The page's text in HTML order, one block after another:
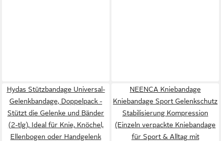
Hydas Stützbandage Universal-
Gelenkbandage, Doppelpack -
Stützt die Gelenke und Bänder
(2-tlg), Ideal für Knie, Knöchel,
Ellenbogen oder Handgelenk
NEENCA Kniebandage
Kniebandage Sport Gelenkschutz
Stabilisierung Kompression
(Einzeln verpackte Kniebandage
für Sport & Alltag mit